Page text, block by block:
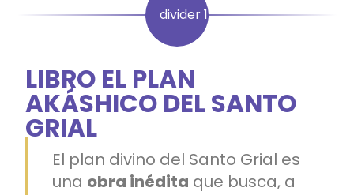
LIBRO EL PLAN
AKÁSHICO DEL SANTO
GRIAL
El plan divino del Santo Grial es
una obra inédita que busca, a